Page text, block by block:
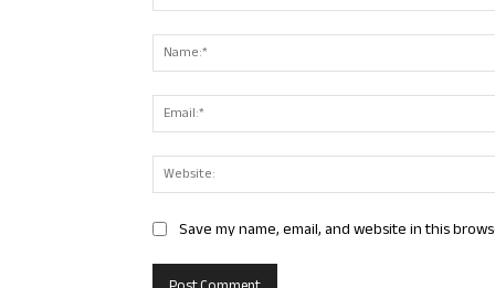
Comment:
Save my name, email, and website in this